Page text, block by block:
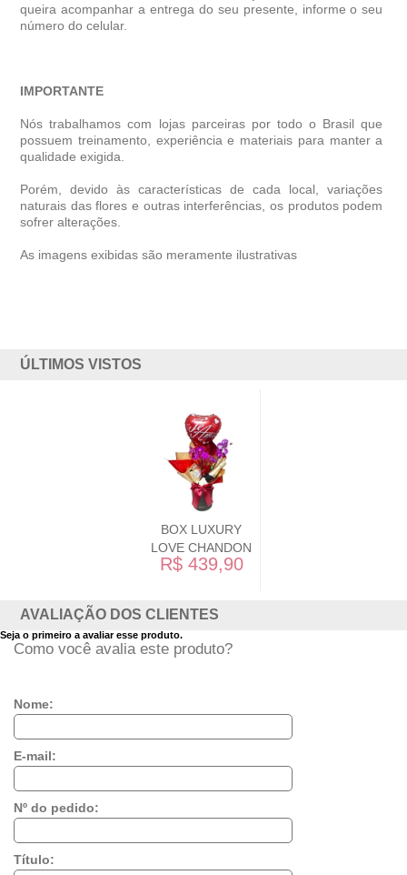
queira acompanhar a entrega do seu presente, informe o seu
número do celular.
IMPORTANTE
Nós trabalhamos com lojas parceiras por todo o Brasil que
possuem treinamento, experiência e materiais para manter a
qualidade exigida.
Porém, devido às características de cada local, variações
naturais das flores e outras interferências, os produtos podem
sofrer alterações.
As imagens exibidas são meramente ilustrativas
ÚLTIMOS VISTOS
BOX LUXURY
LOVE CHANDON
R$ 439,90
AVALIAÇÃO DOS CLIENTES
Seja o primeiro a avaliar esse produto.
Como você avalia este produto?
Nome:
E-mail:
Nº do pedido:
Título: